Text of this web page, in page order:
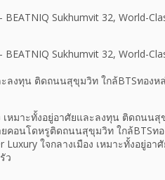
Sukhumvit 32, World-
Sukhumvit 32, World-
ะลงทุน ติดถนนสุขุมวิท ใกล้BTSทองห
หมาะทั้งอยู่อาศัยและลงทุน ติดถนนสุ
คอนโดหรูติดถนนสุขุมวิท ใกล้BTSท
ใจกลางเมือง เหมาะทั้งอยู่อา
ว